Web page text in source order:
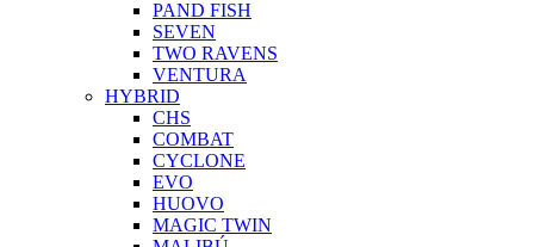
PAND FISH
SEVEN
TWO RAVENS
VENTURA
HYBRID
CHS
COMBAT
CYCLONE
EVO
HUOVO
MAGIC TWIN